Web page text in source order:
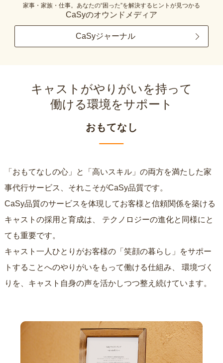
家事・家族・仕事。あなたの“困った”を解決するヒントが見つかる
CaSyのオウンドメディア
CaSyジャーナル
キャストがやりがいを持って
働ける環境をサポート
おもてなし
「おもてなしの心」と「高いスキル」の両方を満たした家
事代行サービス、それこそがCaSy品質です。
CaSy品質のサービスを体現してお客様と信頼関係を築ける
キャストの採用と育成は、
ても重要です。
キャスト一人ひとりがお客様の「笑顔の暮らし」をサポー
トすることへのやりがいをもって働ける仕組み、
りを、キャスト自身の声を活かしつつ整え続けています。